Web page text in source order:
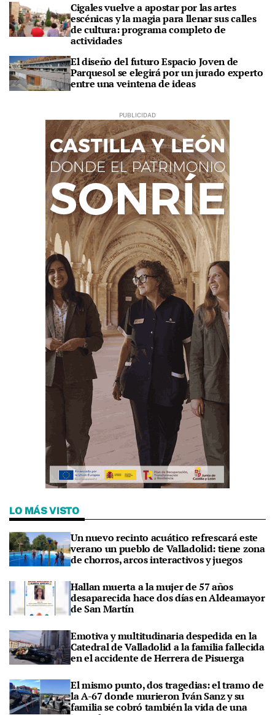
Cigales vuelve a apostar por las artes
escénicas y la magia para llenar sus calles
de cultura: programa completo de
actividades
El diseño del futuro Espacio Joven de
Parquesol se elegirá por un jurado experto
entre una veintena de ideas
LO MÁS VISTO
Un nuevo recinto acuático refrescará este
verano un pueblo de Valladolid: tiene zona
de chorros, arcos interactivos y juegos
Hallan muerta a la mujer de 57 años
desaparecida hace dos días en Aldeamayor
de San Martín
Emotiva y multitudinaria despedida en la
Catedral de Valladolid a la familia fallecida
en el accidente de Herrera de Pisuerga
El mismo punto, dos tragedias: el tramo de
la A-67 donde murieron Iván Sanz y su
familia se cobró también la vida de una